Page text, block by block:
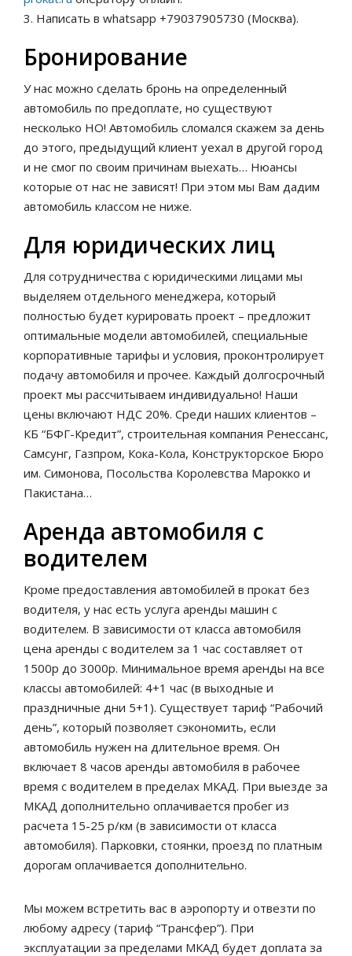
3. Написать в whatsapp +79037905730 (Москва).
Бронирование
У нас можно сделать бронь на определенный
автомобиль по предоплате, но существуют
несколько НО! Автомобиль сломался скажем за день
до этого, предыдущий клиент уехал в другой город
и не смог по своим причинам выехать… Нюансы
которые от нас не зависят! При этом мы Вам дадим
автомобиль классом не ниже.
Для юридических лиц
Для сотрудничества с юридическими лицами мы
выделяем отдельного менеджера, который
полностью будет курировать проект – предложит
оптимальные модели автомобилей, специальные
корпоративные тарифы и условия, проконтролирует
подачу автомобиля и прочее. Каждый долгосрочный
проект мы рассчитываем индивидуально! Наши
цены включают НДС 20%. Среди наших клиентов –
КБ “БФГ-Кредит”, строительная компания Ренессанс,
Самсунг, Газпром, Кока-Кола, Конструкторское Бюро
им. Симонова, Посольства Королевства Марокко и
Пакистана…
Аренда автомобиля с
водителем
Кроме предоставления автомобилей в прокат без
водителя, у нас есть услуга аренды машин с
водителем. В зависимости от класса автомобиля
цена аренды с водителем за 1 час составляет от
1500р до 3000р. Минимальное время аренды на все
классы автомобилей: 4+1 час (в выходные и
праздничные дни 5+1). Существует тариф “Рабочий
день”, который позволяет сэкономить, если
автомобиль нужен на длительное время. Он
включает 8 часов аренды автомобиля в рабочее
время с водителем в пределах МКАД. При выезде за
МКАД дополнительно оплачивается пробег из
расчета 15-25 р/км (в зависимости от класса
автомобиля). Парковки, стоянки, проезд по платным
дорогам оплачивается дополнительно.
Мы можем встретить вас в аэропорту и отвезти по
любому адресу (тариф “Трансфер”). При
эксплуатации за пределами МКАД будет доплата за